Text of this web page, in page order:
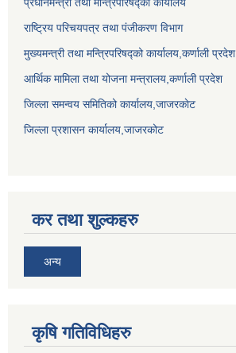
राष्ट्रिय परिचयपत्र तथा पंजीकरण विभाग
मुख्यमन्त्री तथा मन्त्रिपरिषद्को कार्यालय,कर्णाली प्रदेश
आर्थिक मामिला तथा योजना मन्त्रालय,कर्णाली प्रदेश
जिल्ला समन्वय समितिको कार्यालय,जाजरकाेट
जिल्ला प्रशासन कार्यालय,जाजरकोट
कर तथा शुल्कहरु
अन्य
कृषि गतिविधिहरु